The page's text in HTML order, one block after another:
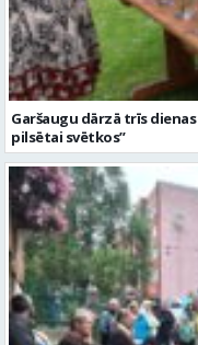
Garšaugu dārzā trīs
pilsētai svētkos”